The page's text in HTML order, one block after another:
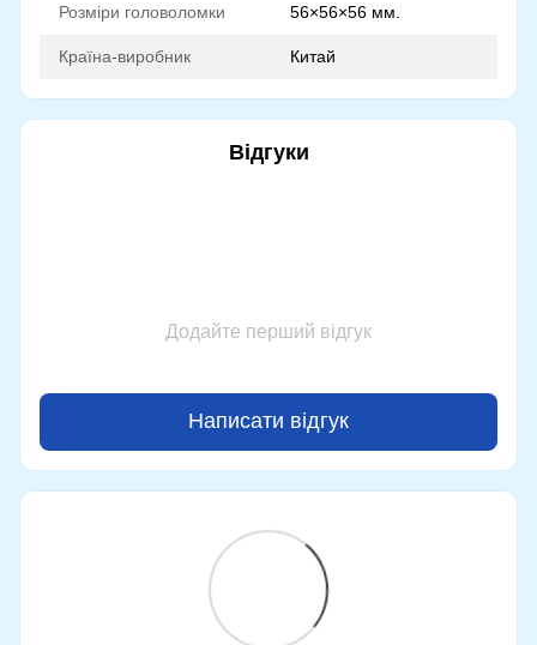
Розміри головоломки 56×56×56 мм.
Країна-виробник Китай
Відгуки
Додайте перший відгук
Написати відгук